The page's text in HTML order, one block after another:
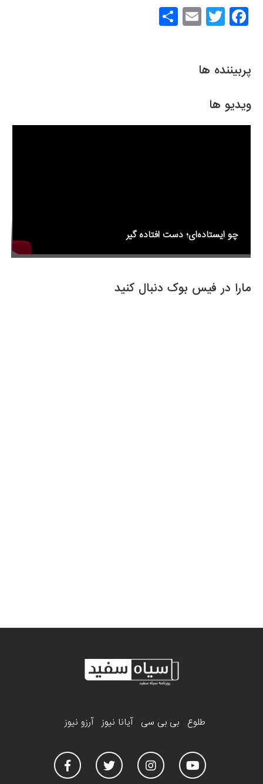
پربیننده ها
ویدیو ها
چو ایستاده‌ای؛ دست افتاده گیر
مارا در فیس بوک دنبال کنید
F
a
e
o
o
T
wi
er
E
m
طلوع بی بی سی آیانا نیوز آرزو نیوز